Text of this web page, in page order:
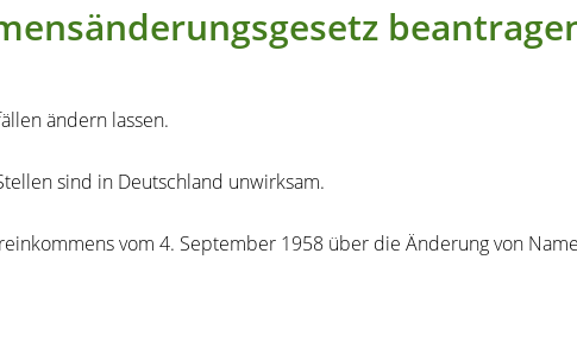
ändern lassen.
sind in Deutschland unwirksam.
vom 4. September 1958 über die Änderung von